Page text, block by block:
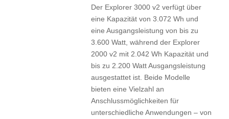
Der Explorer 3000 v2 verfügt über
eine Kapazität von 3.072 Wh und
eine Ausgangsleistung von bis zu
3.600 Watt, während der Explorer
2000 v2 mit 2.042 Wh Kapazität und
bis zu 2.200 Watt Ausgangsleistung
ausgestattet ist. Beide Modelle
bieten eine Vielzahl an
Anschlussmöglichkeiten für
unterschiedliche Anwendungen – von